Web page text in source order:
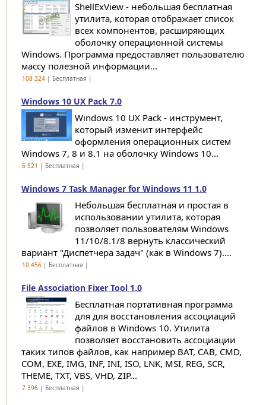
ShellExView - небольшая бесплатная
утилита, которая отображает список
всех компонентов, расширяющих
оболочку операционной системы
Windows. Программа предоставляет пользователю
массу полезной информации...
108 324| Бесплатная |
Windows 10 UX Pack 7.0
Windows 10 UX Pack - инструмент,
который изменит интерфейс
оформления операционных систем
Windows 7, 8 и 8.1 на оболочку Windows 10...
6 521 | Бесплатная |
Windows 7 Task Manager for Windows 11 1.0
Небольшая бесплатная и простая в
использовании утилита, которая
позволяет пользователям Windows
11/10/8.1/8 вернуть классический
вариант "Диспетчера задач" (как в Windows 7)....
10 456| Бесплатная |
File Association Fixer Tool 1.0
Бесплатная портативная программа
для для восстановления ассоциаций
файлов в Windows 10. Утилита
позволяет восстановить ассоциации
таких типов файлов, как например BAT, CAB, CMD,
COM, EXE, IMG, INF, INI, ISO, LNK, MSI, REG, SCR,
THEME, TXT, VBS, VHD, ZIP...
7 396| Бесплатная |